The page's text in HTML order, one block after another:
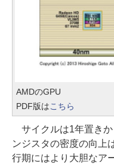
AMDのGPU
PDF版はこちら
サイクルは1年置きか
ンジスタの密度の向上
行期にはより大胆なア